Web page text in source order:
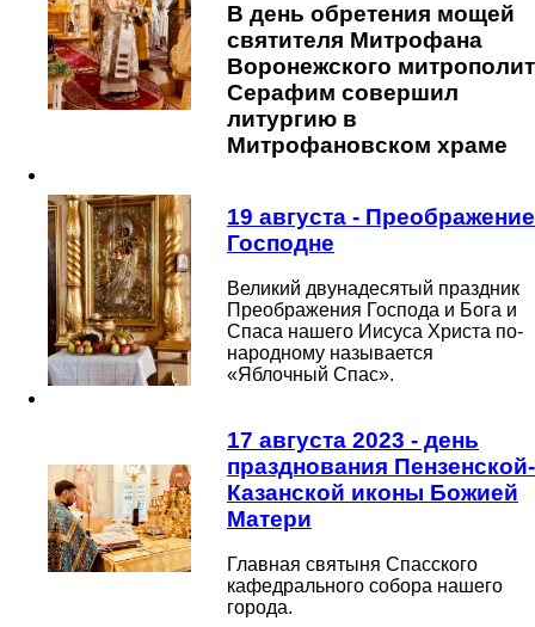
В день обретения мощей
святителя Митрофана
Воронежского митрополит
Серафим совершил
литургию в
Митрофановском храме
19 августа - Преображение
Господне
Великий двунадесятый праздник
Преображения Господа и Бога и
Спаса нашего Иисуса Христа по-
народному называется
«Яблочный Спас».
17 августа 2023 - день
празднования Пензенской-
Казанской иконы Божией
Матери
Главная святыня Спасского
кафедрального собора нашего
города.